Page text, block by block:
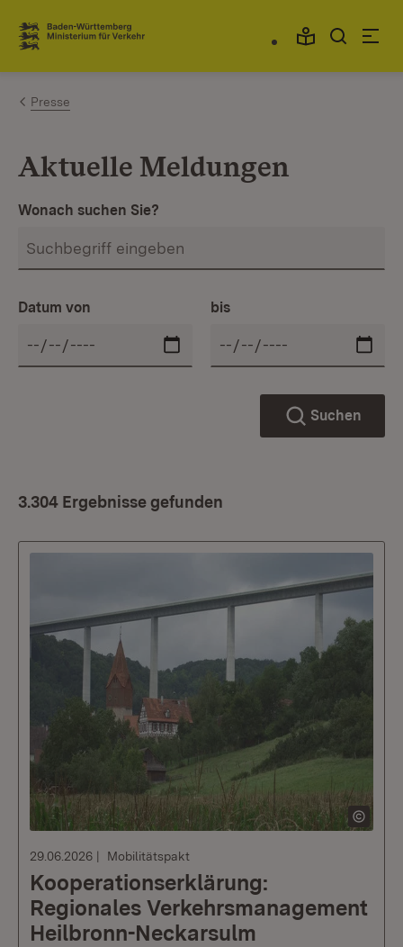
Zum Inhalt springen
Link zur Startseite
Presse
Aktuelle Meldungen
Wonach suchen Sie?
Datum von bis
Suchen
3.304 Ergebnisse gefunden
29.06.2026 Mobilitätspakt
Kooperationserklärung:
Regionales Verkehrsmanagement
Heilbronn-Neckarsulm